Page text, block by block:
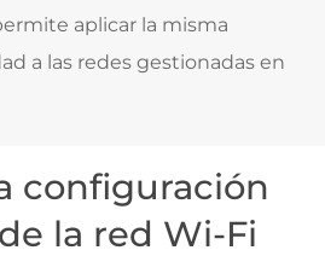
aplicar la misma
a las redes gestionadas en
configuración
la red Wi-Fi